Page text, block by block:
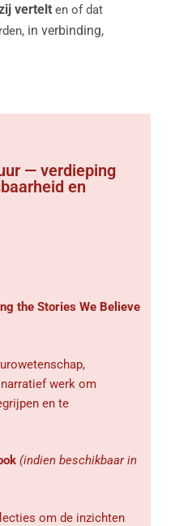
vertelt en of dat
in verbinding,
— verdieping
en
the Stories We Believe
werk om
en te
(indien beschikbaar in
om de inzichten